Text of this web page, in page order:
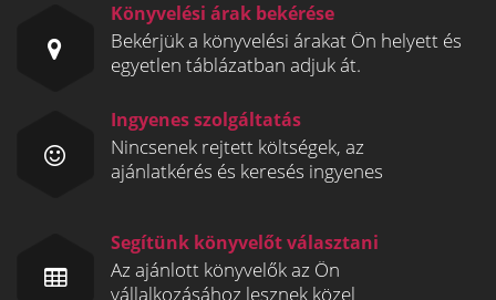
Könyvelési árak bekérése
Bekérjük a könyvelési árakat Ön helyett és
egyetlen táblázatban adjuk át.
Ingyenes szolgáltatás
Nincsenek rejtett költségek, az
ajánlatkérés és keresés ingyenes
Segítünk könyvelőt választani
Az ajánlott könyvelők az Ön
vállalkozásához lesznek közel